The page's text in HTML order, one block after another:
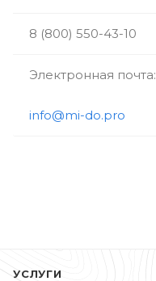
8 (800) 550-43-10
Электронная почта:
info@mi-do.pro
УСЛУГИ